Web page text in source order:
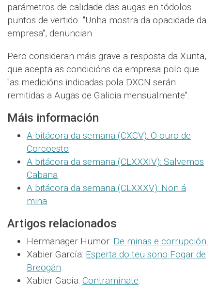
parámetros de calidade das augas en tódolos
puntos de vertido. "Unha mostra da opacidade da
empresa", denuncian.
Pero consideran máis grave a resposta da Xunta,
que acepta as condicións da empresa polo que
"as medicións indicadas pola DXCN serán
remitidas a Augas de Galicia mensualmente".
Máis información
A bitácora da semana (CXCV): O ouro de
Corcoesto.
A bitácora da semana (CLXXXIV): Salvemos
Cabana.
A bitácora da semana (CLXXXV): Non á
mina.
Artigos relacionados
Hermanager Humor: De minas e corrupción.
Xabier García: Esperta do teu sono Fogar de
Breogán.
Xabier Gacía: Contramínate.